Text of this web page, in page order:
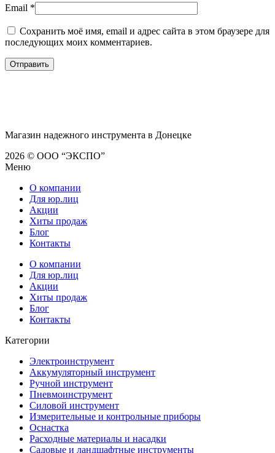
Email *
Сохранить моё имя, email и адрес сайта в этом браузере для
последующих моих комментариев.
Магазин надежного инструмента в Донецке
2026 © ООО “ЭКСПО”
Меню
О компании
Для юр.лиц
Акции
Хиты продаж
Блог
Контакты
О компании
Для юр.лиц
Акции
Хиты продаж
Блог
Контакты
Категории
Электроинструмент
Аккумуляторный инструмент
Ручной инструмент
Пневмоинструмент
Силовой инструмент
Измерительные и контрольные приборы
Оснастка
Расходные материалы и насадки
Садовые и ландшафтные инструменты